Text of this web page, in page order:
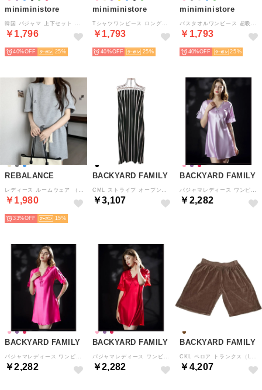
miniministore
￥1,796
40% 25
miniministore
￥1,793
40% 25
miniministore
￥1,793
40% 25
REBALANCE
￥1,980
33% 15
BACKYARD FAMILY
￥3,107
BACKYARD FAMILY
￥2,282
BACKYARD FAMILY
￥2,282
BACKYARD FAMILY
￥2,282
BACKYARD FAMILY
￥4,207